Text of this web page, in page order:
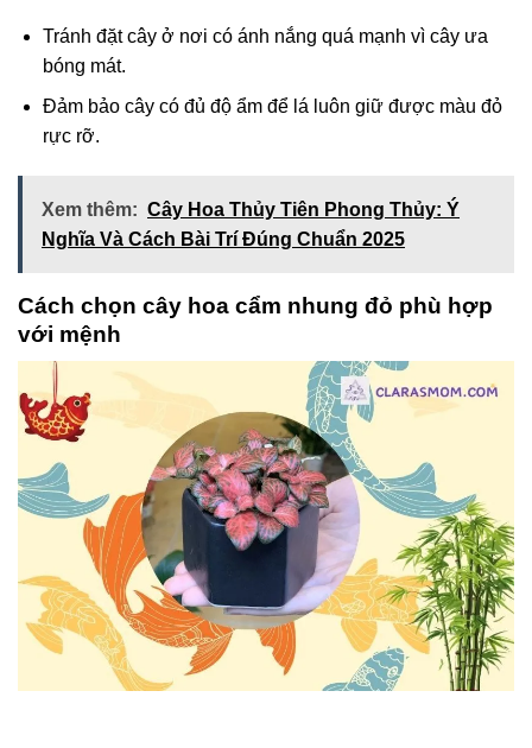
Tránh đặt cây ở nơi có ánh nắng quá mạnh vì cây ưa
bóng mát.
Đảm bảo cây có đủ độ ẩm để lá luôn giữ được màu đỏ
rực rỡ.
Xem thêm: Cây Hoa Thủy Tiên Phong Thủy: Ý
Nghĩa Và Cách Bài Trí Đúng Chuẩn 2025
Cách chọn cây hoa cẩm nhung đỏ phù hợp
với mệnh